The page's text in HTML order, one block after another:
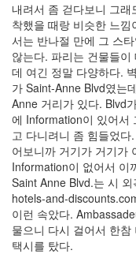
내려서 좀 걷다보니 그
착했을 때랑 비슷한 느
서는 반나절 만에 그 스
않는다. 파리는 건물들
데 여긴 정말 다양하다.
가 Saint-Anne Blvd였는
Anne 거리가 있다. Blvd
에 Information이 있어서
고 다니려니 좀 힘들었
어보니까 거기가 거기가
Information이 없어서 이
Saint Anne Blvd.는 시
hotels-and-
이런 속았다.
물으니 다시 걸어서 한
택시를 탔다.